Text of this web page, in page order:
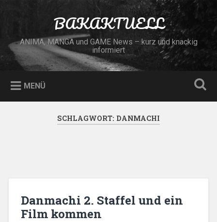
BAKAKTUELL
ANIMA, MANGA und GAME News – kurz und knackig
informiert
MENÜ
SCHLAGWORT: DANMACHI
Danmachi 2. Staffel und ein
Film kommen